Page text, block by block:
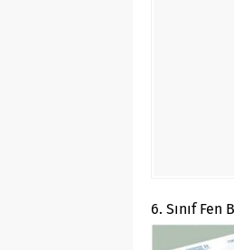
6. Sınıf